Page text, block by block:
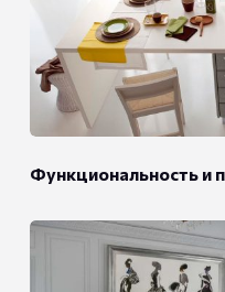
Функциональность и